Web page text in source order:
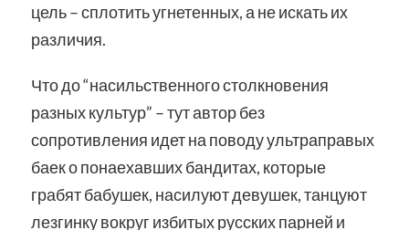
цель – сплотить угнетенных, а не искать их
различия.
Что до “насильственного столкновения
разных культур” – тут автор без
сопротивления идет на поводу ультраправых
баек о понаехавших бандитах, которые
грабят бабушек, насилуют девушек, танцуют
лезгинку вокруг избитых русских парней и